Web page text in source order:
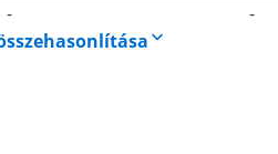
- -